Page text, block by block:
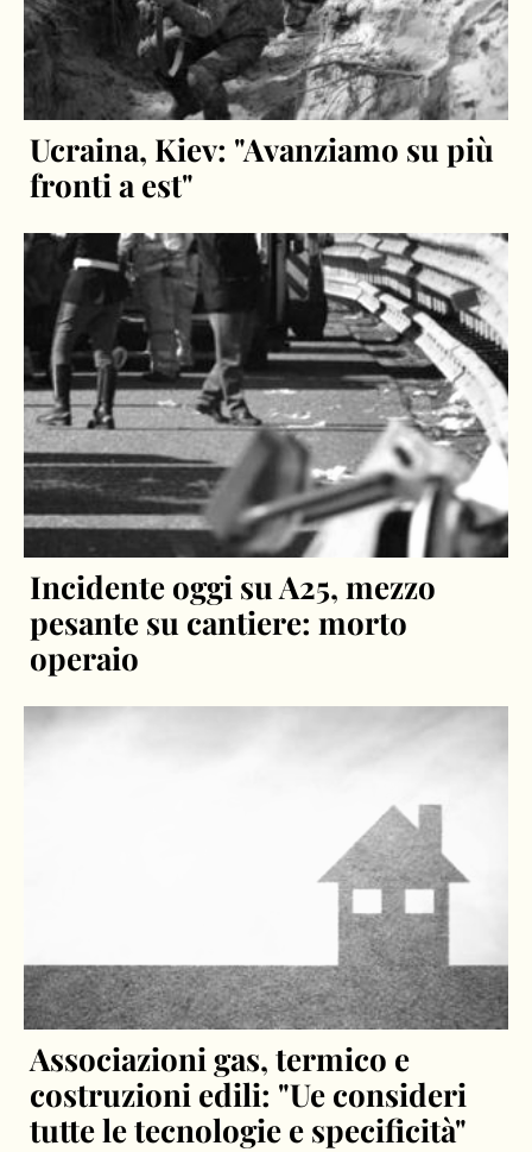
Ucraina, Kiev: "Avanziamo su più
fronti a est"
Incidente oggi su A25, mezzo
pesante su cantiere: morto
operaio
Associazioni gas, termico e
costruzioni edili: "Ue consideri
tutte le tecnologie e specificità"